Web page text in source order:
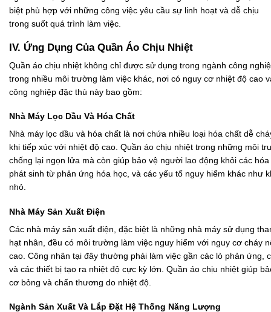
biệt phù hợp với những công việc yêu cầu sự linh hoạt và dễ chịu
trong suốt quá trình làm việc.
IV. Ứng Dụng Của Quần Áo Chịu Nhiệt
Quần áo chịu nhiệt không chỉ được sử dụng trong ngành công
trong nhiều môi trường làm việc khác, nơi có nguy cơ nhiệt độ cao
công nghiệp đặc thù này bao gồm:
Nhà Máy Lọc Dầu Và Hóa Chất
Nhà máy lọc dầu và hóa chất là nơi chứa nhiều loại hóa chất dễ
khi tiếp xúc với nhiệt độ cao. Quần áo chịu nhiệt trong những môi
chống lại ngọn lửa mà còn giúp bảo vệ người lao động khỏi các
phát sinh từ phản ứng hóa học, và các yếu tố nguy hiểm khác như
nhỏ.
Nhà Máy Sản Xuất Điện
Các nhà máy sản xuất điện, đặc biệt là những nhà máy sử dụng
hạt nhân, đều có môi trường làm việc nguy hiểm với nguy cơ cháy
cao. Công nhân tại đây thường phải làm việc gần các lò phản ứng,
và các thiết bị tạo ra nhiệt độ cực kỳ lớn. Quần áo chịu nhiệt giúp
cơ bỏng và chấn thương do nhiệt độ.
Ngành Sản Xuất Và Lắp Đặt Hệ Thống Năng Lượng